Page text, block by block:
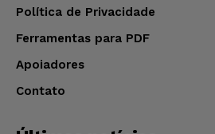
Política de Privacidade
Ferramentas para PDF
Apoiadores
Contato